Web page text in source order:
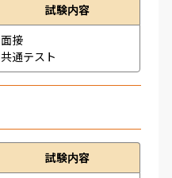
試験内容
面接
共通テスト
試験内容